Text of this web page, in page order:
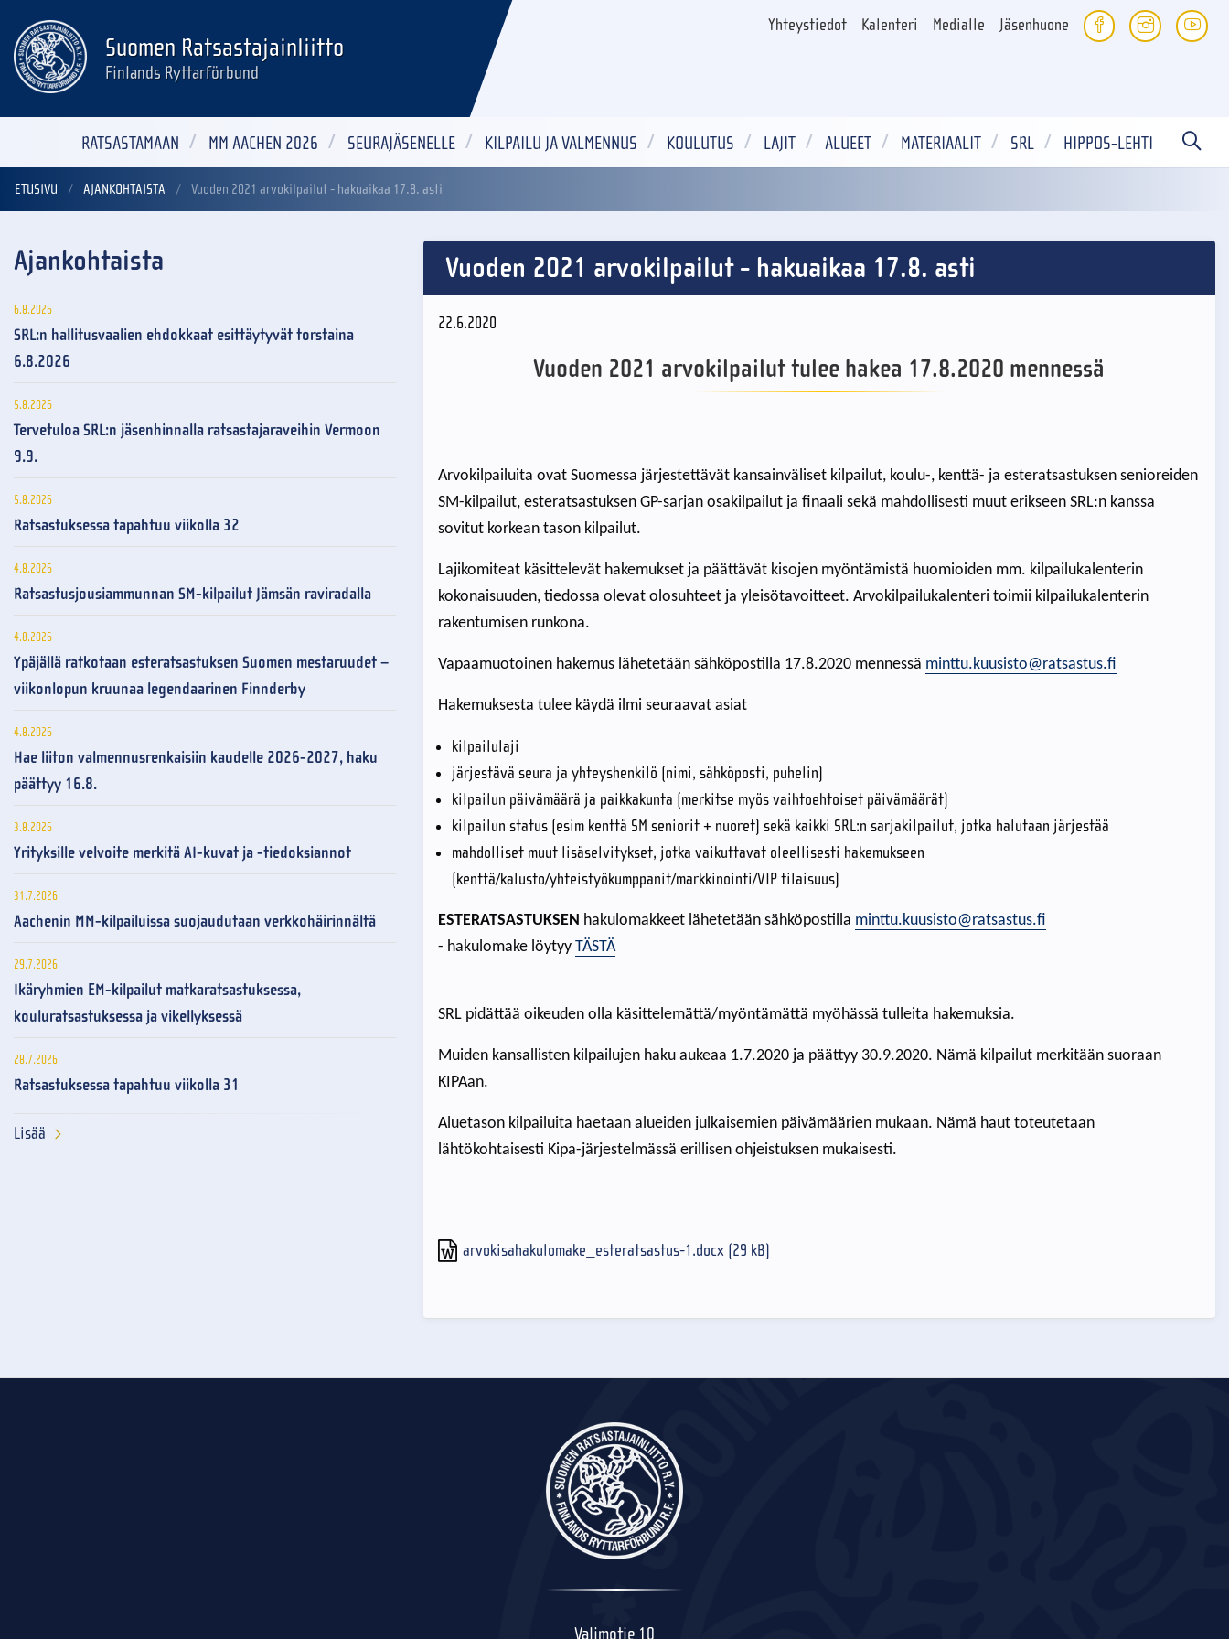
Yhteystiedot Kalenteri Medialle Jäsenhuone
Suomen Ratsastajainliitto
Finlands Ryttarförbund
RATSASTAMAAN MM AACHEN 2026 SEURAJÄSENELLE KILPAILU JA VALMENNUS KOULUTUS LAJIT ALUEET MATERIAALIT SRL HIPPOS-LEHTI
ETUSIVU AJANKOHTAISTA Vuoden 2021 arvokilpailut - hakuaikaa 17.8. asti
Vuoden 2021 arvokilpailut - hakuaikaa 17.8. asti
22.6.2020
Vuoden 2021 arvokilpailut tulee hakea 17.8.2020 mennessä
Arvokilpailuita ovat Suomessa järjestettävät kansainväliset kilpailut, koulu-, kenttä- ja esteratsastuksen senioreiden
SM-kilpailut, esteratsastuksen GP-sarjan osakilpailut ja finaali sekä mahdollisesti muut erikseen SRL:n kanssa
sovitut korkean tason kilpailut.
Lajikomiteat käsittelevät hakemukset ja päättävät kisojen myöntämistä huomioiden mm. kilpailukalenterin
kokonaisuuden, tiedossa olevat olosuhteet ja yleisötavoitteet. Arvokilpailukalenteri toimii kilpailukalenterin
rakentumisen runkona.
Vapaamuotoinen hakemus lähetetään sähköpostilla 17.8.2020 mennessä minttu.kuusisto@ratsastus.fi
Hakemuksesta tulee käydä ilmi seuraavat asiat
kilpailulaji
järjestävä seura ja yhteyshenkilö (nimi, sähköposti, puhelin)
kilpailun päivämäärä ja paikkakunta (merkitse myös vaihtoehtoiset päivämäärät)
kilpailun status (esim kenttä SM seniorit + nuoret) sekä kaikki SRL:n sarjakilpailut, jotka halutaan järjestää
mahdolliset muut lisäselvitykset, jotka vaikuttavat oleellisesti hakemukseen
(kenttä/kalusto/yhteistyökumppanit/markkinointi/VIP tilaisuus)
ESTERATSASTUKSEN hakulomakkeet lähetetään sähköpostilla minttu.kuusisto@ratsastus.fi
- hakulomake löytyy TÄSTÄ
SRL pidättää oikeuden olla käsittelemättä/myöntämättä myöhässä tulleita hakemuksia.
Muiden kansallisten kilpailujen haku aukeaa 1.7.2020 ja päättyy 30.9.2020. Nämä kilpailut merkitään suoraan
KIPAan.
Aluetason kilpailuita haetaan alueiden julkaisemien päivämäärien mukaan. Nämä haut toteutetaan
lähtökohtaisesti Kipa-järjestelmässä erillisen ohjeistuksen mukaisesti.
arvokisahakulomake_esteratsastus-1.docx (29 kB)
Ajankohtaista
6.8.2026
SRL:n hallitusvaalien ehdokkaat esittäytyvät torstaina
6.8.2026
5.8.2026
Tervetuloa SRL:n jäsenhinnalla ratsastajaraveihin Vermoon
9.9.
5.8.2026
Ratsastuksessa tapahtuu viikolla 32
4.8.2026
Ratsastusjousiammunnan SM-kilpailut Jämsän raviradalla
4.8.2026
Ypäjällä ratkotaan esteratsastuksen Suomen mestaruudet –
viikonlopun kruunaa legendaarinen Finnderby
4.8.2026
Hae liiton valmennusrenkaisiin kaudelle 2026-2027, haku
päättyy 16.8.
3.8.2026
Yrityksille velvoite merkitä AI-kuvat ja -tiedoksiannot
31.7.2026
Aachenin MM-kilpailuissa suojaudutaan verkkohäirinnältä
29.7.2026
Ikäryhmien EM-kilpailut matkaratsastuksessa,
kouluratsastuksessa ja vikellyksessä
28.7.2026
Ratsastuksessa tapahtuu viikolla 31
Lisää
Valimotie 10